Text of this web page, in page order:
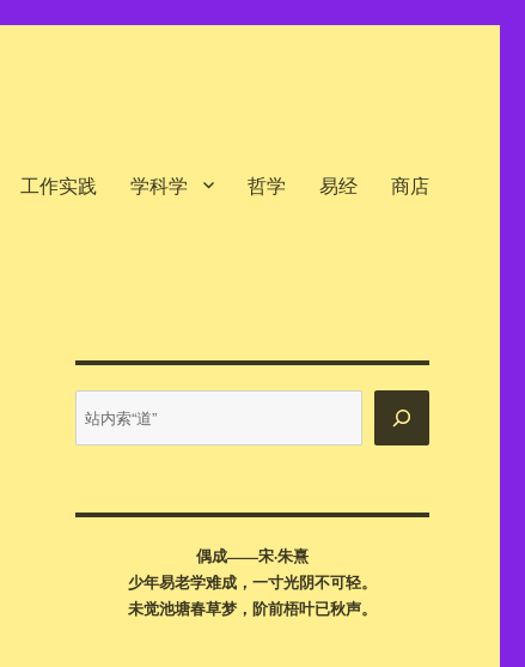
工作实践 学科学 哲学 易经 商店
内
搜
偶成——宋·朱熹
少年易老学难成，一寸光阴不可轻。
未觉池塘春草梦，阶前梧叶已秋声。